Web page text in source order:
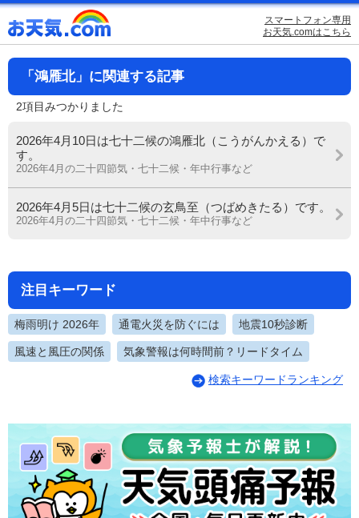
スマートフォン専用
お天気.comはこちら
「鴻雁北」に関連する記事
2項目みつかりました
2026年4月10日は七十二候の鴻雁北（こうがんかえる）で
す。
2026年4月の二十四節気・七十二候・年中行事など
2026年4月5日は七十二候の玄鳥至（つばめきたる）です。
2026年4月の二十四節気・七十二候・年中行事など
注目キーワード
梅雨明け 2026年 通電火災を防ぐには 地震10秒診断
風速と風圧の関係 気象警報は何時間前？リードタイム
検索キーワードランキング